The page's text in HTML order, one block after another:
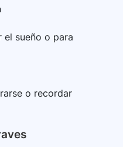
sueño o para
o recordar